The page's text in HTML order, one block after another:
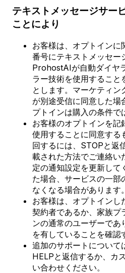
テキストメッセージサー
ことにより
お客様は、オプトインに
番号にテキストメッセー
ProhostAIが自動ダイヤ
ラー技術を使用すること
とします。マーケティン
が別途受信に同意した場
プトインは購入の条件で
お客様のオプトインを記
使用することに同意する
回するには、STOPと返
載された方法でご連絡い
定の通知設定を更新して
た場合、サービスの一部
なくなる場合があります。
お客様は、オプトインし
契約者であるか、家族プ
ンの通常のユーザーであ
を有していることを確認
追加のサポートについて
HELPと返信するか、カ
い合わせください。